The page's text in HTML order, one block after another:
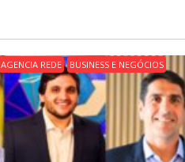
AGENCIA REDE BUSINESS E NEGÓCIOS